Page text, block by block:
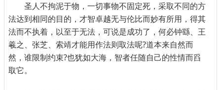
圣人不拘泥于物，一切事物不固定死，采取不同的方
法达到相同的目的，才智卓越无与伦比而妙有所用，得其
法而不执着，以至于无法，可说是成功了，何必钟繇、王
羲之、张芝、索靖才能用作法则取法呢?道本来自然而
然，谁限制约束?也犹如大海，智者任随自己的性情而舀
取它。